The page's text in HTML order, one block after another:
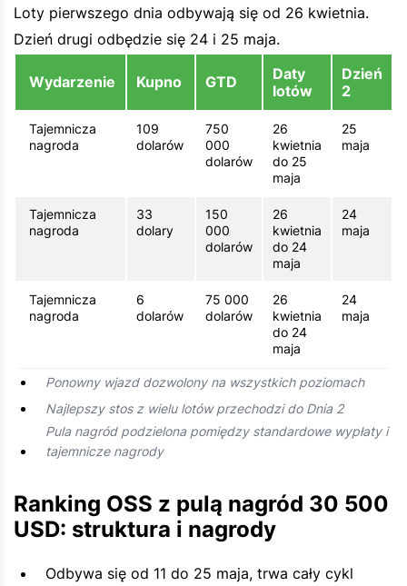
Loty pierwszego dnia odbywają się od 26 kwietnia.
Dzień drugi odbędzie się 24 i 25 maja.
Wydarzenie Kupno GTD
Daty
lotów
Dzień
2
Tajemnicza
nagroda
109
dolarów
750
000
dolarów
26
kwietnia
do 25
maja
25
maja
Tajemnicza
nagroda
33
dolary
150
000
dolarów
26
kwietnia
do 24
maja
24
maja
Tajemnicza
nagroda
6
dolarów
75 000
dolarów
26
kwietnia
do 24
maja
24
maja
Ponowny wjazd dozwolony na wszystkich poziomach
Najlepszy stos z wielu lotów przechodzi do Dnia 2
Pula nagród podzielona pomiędzy standardowe wypłaty i
tajemnicze nagrody
Ranking OSS z pulą nagród 30 500
USD: struktura i nagrody
Odbywa się od 11 do 25 maja, trwa cały cykl